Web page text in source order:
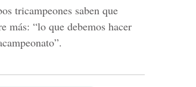
tricampeones saben que
más: “lo que debemos hacer